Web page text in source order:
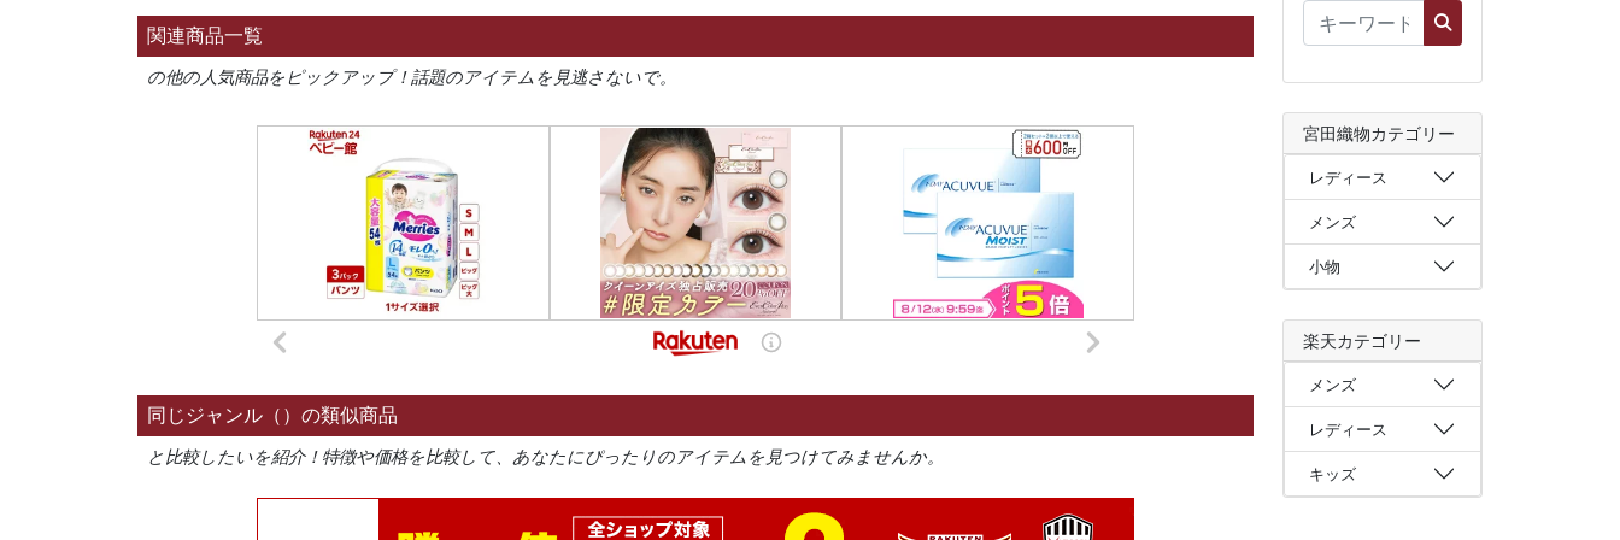
関連商品一覧
の他の人気商品をピックアップ！話題のアイテムを見逃さないで。
同じジャンル（）の類似商品
と比較したいを紹介！特徴や価格を比較して、あなたにぴったりのアイテムを見つけてみませんか。
宮田織物カテゴリー
レディース
メンズ
小物
楽天カテゴリー
メンズ
レディース
キッズ